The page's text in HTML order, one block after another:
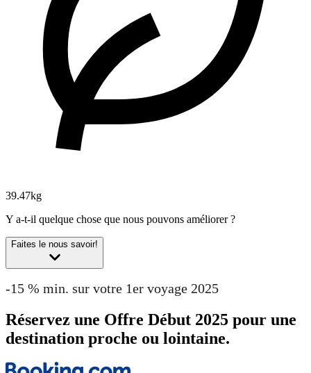
39.47kg
Y a-t-il quelque chose que nous pouvons améliorer ?
Faites le nous savoir!
-15 % min. sur votre 1er voyage 2025
Réservez une Offre Début 2025 pour une
destination proche ou lointaine.